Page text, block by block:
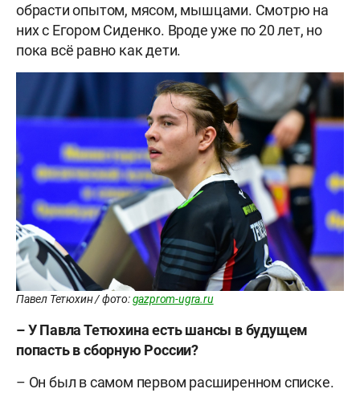
обрасти опытом, мясом, мышцами. Смотрю на
них с Егором Сиденко. Вроде уже по 20 лет, но
пока всё равно как дети.
Павел Тетюхин / фото:gazprom-ugra.ru
– У Павла Тетюхина есть шансы в будущем
попасть в сборную России?
– Он был в самом первом расширенном списке.